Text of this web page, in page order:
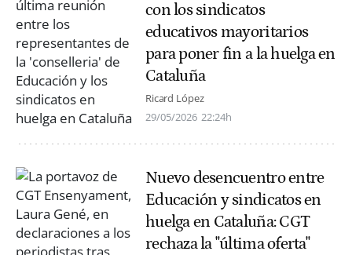
con los sindicatos
educativos mayoritarios
para poner fin a la huelga en
Cataluña
Ricard López
29/05/2026 22:24h
Nuevo desencuentro entre
Educación y sindicatos en
huelga en Cataluña: CGT
rechaza la "última oferta"